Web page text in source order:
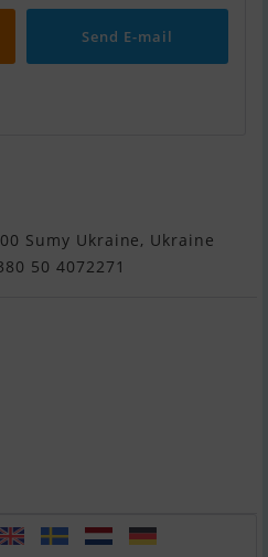
Send E-mail
Sumy Ukraine, Ukraine
50 4072271